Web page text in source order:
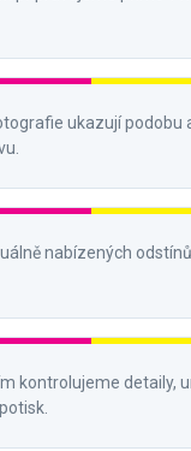
ukazují podobu
nabízených
kontrolujeme detaily,